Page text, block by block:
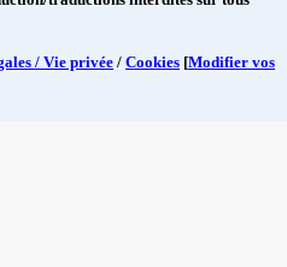
/ Vie privée / Cookies [Modifier vos